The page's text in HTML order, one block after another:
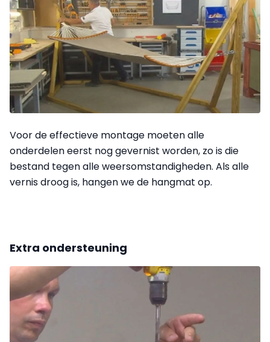
Voor de effectieve montage moeten alle
onderdelen eerst nog gevernist worden, zo is die
bestand tegen alle weersomstandigheden. Als alle
vernis droog is, hangen we de hangmat op.
Extra ondersteuning